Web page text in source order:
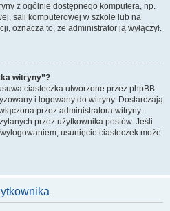
z ogólnie dostępnego komputera, np.
sali komputerowej w szkole lub na
oznacza to, że administrator ją wyłączył.
witryny”?
ciasteczka utworzone przez phpBB
i logowany do witryny. Dostarczają
przez administratora witryny –
przez użytkownika postów. Jeśli
usunięcie ciasteczek może